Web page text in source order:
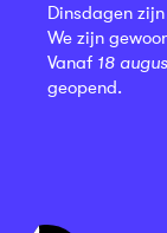
Dinsdagen
We zijn
Vanaf 18
geopend.